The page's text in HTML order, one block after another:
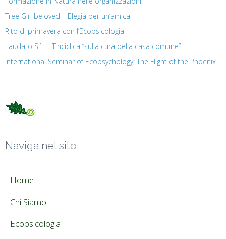
Tree Girl beloved – Elegia per un’amica
Rito di primavera con l’Ecopsicologia
Laudato Si’ – L’Enciclica “sulla cura della casa comune”
International Seminar of Ecopsychology: The Flight of the Phoenix
Naviga nel sito
Home
Chi Siamo
Ecopsicologia